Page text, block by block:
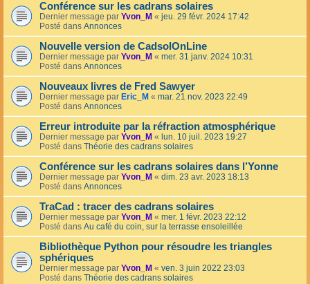
Conférence sur les cadrans solaires
Dernier message par Yvon_M « jeu. 29 févr. 2024 17:42
Posté dans Annonces
Nouvelle version de CadsolOnLine
Dernier message par Yvon_M « mer. 31 janv. 2024 10:31
Posté dans Annonces
Nouveaux livres de Fred Sawyer
Dernier message par Eric_M « mar. 21 nov. 2023 22:49
Posté dans Annonces
Erreur introduite par la réfraction atmosphérique
Dernier message par Yvon_M « lun. 10 juil. 2023 19:27
Posté dans Théorie des cadrans solaires
Conférence sur les cadrans solaires dans l’Yonne
Dernier message par Yvon_M « dim. 23 avr. 2023 18:13
Posté dans Annonces
TraCad : tracer des cadrans solaires
Dernier message par Yvon_M « mer. 1 févr. 2023 22:12
Posté dans Au café du coin, sur la terrasse ensoleillée
Bibliothèque Python pour résoudre les triangles
sphériques
Dernier message par Yvon_M « ven. 3 juin 2022 23:03
Posté dans Théorie des cadrans solaires